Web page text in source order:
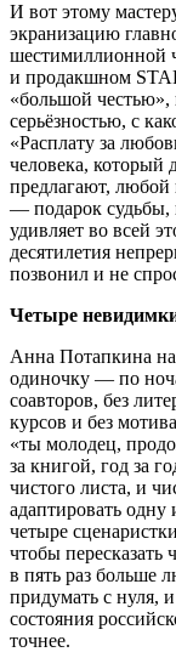
И вот этому
экранизацию
шестимиллионной
и продакшном
«большой честью»,
серьёзностью, с
«Расплату за
человека, который
предлагают,
— подарок судьбы,
удивляет во всей
десятилетия
позвонил и не
Четыре
Анна Потапкина
одиночку — по
соавторов, без
курсов и без
«ты молодец,
за книгой, год за
чистого листа, и
адаптировать одну
четыре
чтобы
в пять раз больше
придумать с нуля,
состояния
точнее.